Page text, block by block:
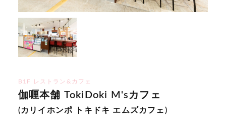
B1F レストラン&カフェ
伽喱本舗 TokiDoki M'sカフェ
(カリイホンポ トキドキ エムズカフェ)